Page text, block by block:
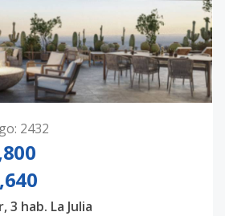
: 2432
3 hab. La Julia